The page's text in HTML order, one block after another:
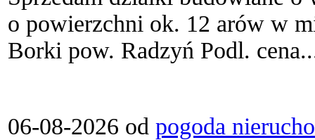
o powierzchni ok. 12 arów w
Borki pow. Radzyń Podl.
06-08-2026 od pogoda